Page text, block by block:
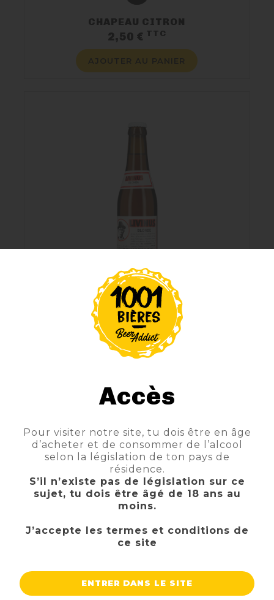
CHAPEAU CITRON
2,50 € TTC
AJOUTER AU PANIER
LIVINUS BLONDE
2,70 €TTC Prix
Accès
Pour visiter notre site, tu dois être en âge
d’acheter et de consommer de l’alcool
selon la législation de ton pays de
résidence.
S’il n’existe pas de législation sur ce
sujet, tu dois être âgé de 18 ans au
moins.
J’accepte les termes et conditions de
ce site
ENTRER DANS LE SITE